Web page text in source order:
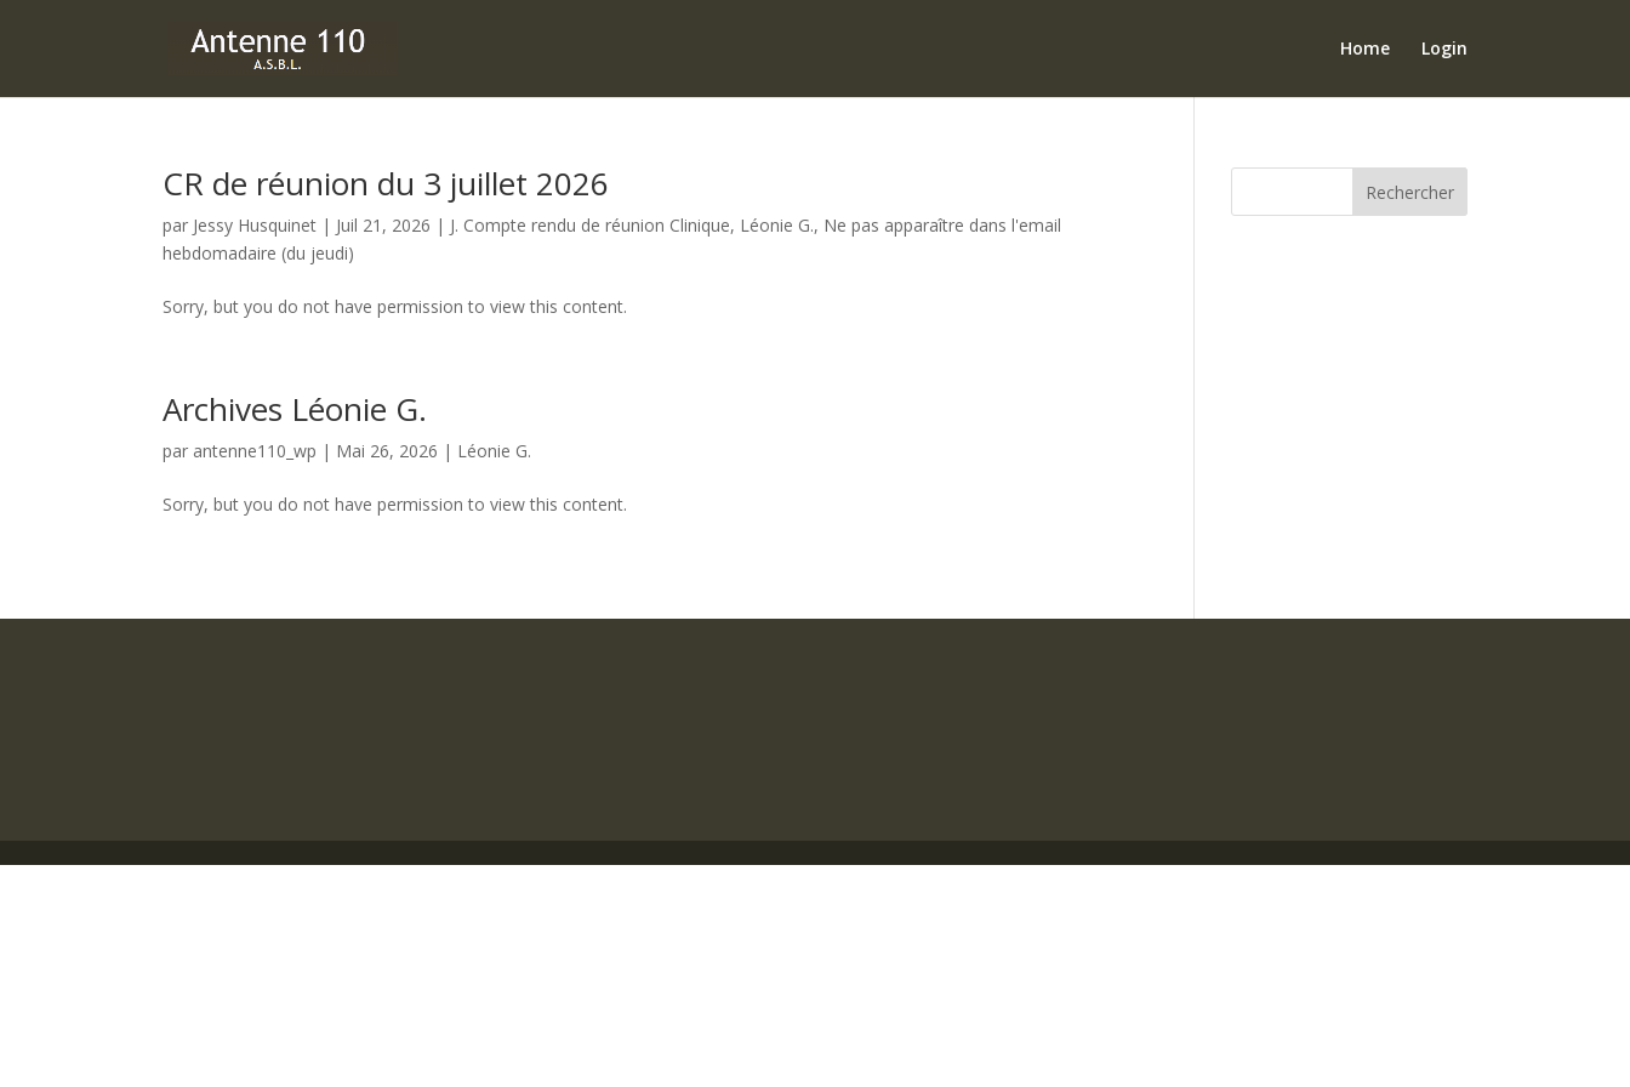
Home Login
CR de réunion du 3 juillet 2026
par Jessy Husquinet | Juil 21, 2026 | J. Compte rendu de réunion Clinique, Léonie G., Ne pas apparaître dans l'email
hebdomadaire (du jeudi)
Sorry, but you do not have permission to view this content.
Archives Léonie G.
par antenne110_wp | Mai 26, 2026 | Léonie G.
Sorry, but you do not have permission to view this content.
Rechercher